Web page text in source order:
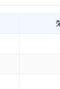
人脉服务>